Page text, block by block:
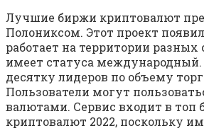
Лучшие биржи криптовалют
Полониксом. Этот проект
работает на территории разных
имеет статуса
десятку лидеров по объему
Пользователи могут
валютами. Сервис входит в топ
криптовалют 2022, поскольку